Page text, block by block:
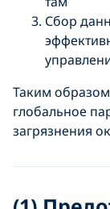
Сбор
Таким
глобальное
загрязнения